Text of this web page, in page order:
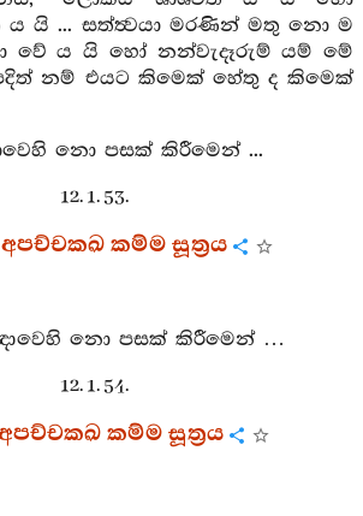
යි ... සත්ත්‍වයා මරණින් මතු නො ම
ය යි හෝ නන්වැදෑරුම් යම් මේ
නම් එයට කිමෙක් හේතු ද කිමෙක්
නො පසක් කිරීමෙන් ...
12. 1. 53.
කම්ම සූත්‍රය
නො පසක් කිරීමෙන් …
12. 1. 54.
කම්ම සූත්‍රය